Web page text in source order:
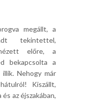
megállt, a
tekintettel,
előre, a
bekapcsolta a
illik. Nehogy már
Kiszállt,
az éjszakában,